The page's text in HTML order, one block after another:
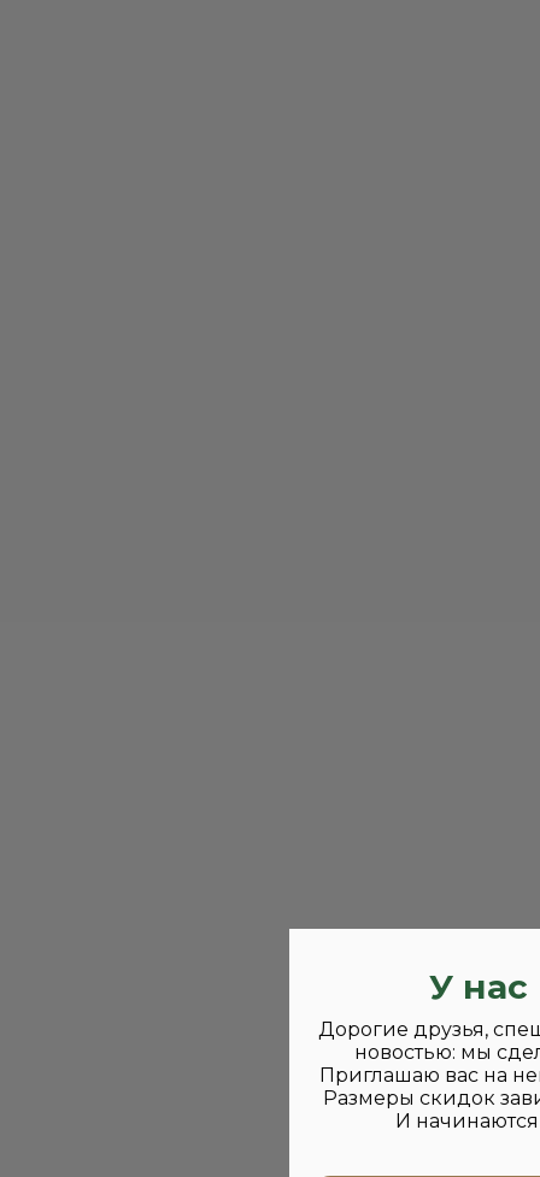
У нас
Дорогие друзья,
новостью: мы
Приглашаю вас на
Размеры скидок
И начинаются